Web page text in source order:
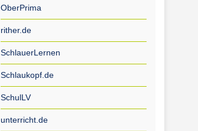
OberPrima
rither.de
SchlauerLernen
Schlaukopf.de
SchulLV
unterricht.de